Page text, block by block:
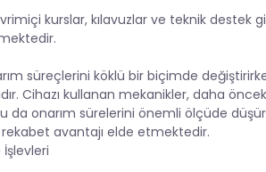
kurslar, kılavuzlar ve teknik destek
süreçlerini köklü bir biçimde
Cihazı kullanan mekanikler, daha
da onarım sürelerini önemli ölçüde
avantajı elde etmektedir.